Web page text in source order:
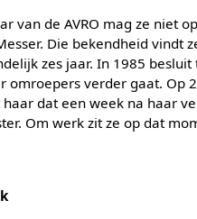
van de AVRO mag ze niet
Die bekendheid vindt
zes jaar. In 1985
omroepers verder gaat. Op
dat een week na haar
Om werk zit ze op dat